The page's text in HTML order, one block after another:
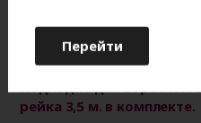
Защита от перепадов
Встроенная подсветка.
20 000 циклов.
Подходит для ворот
рейка 3,5 м. в комплекте.
Перейти